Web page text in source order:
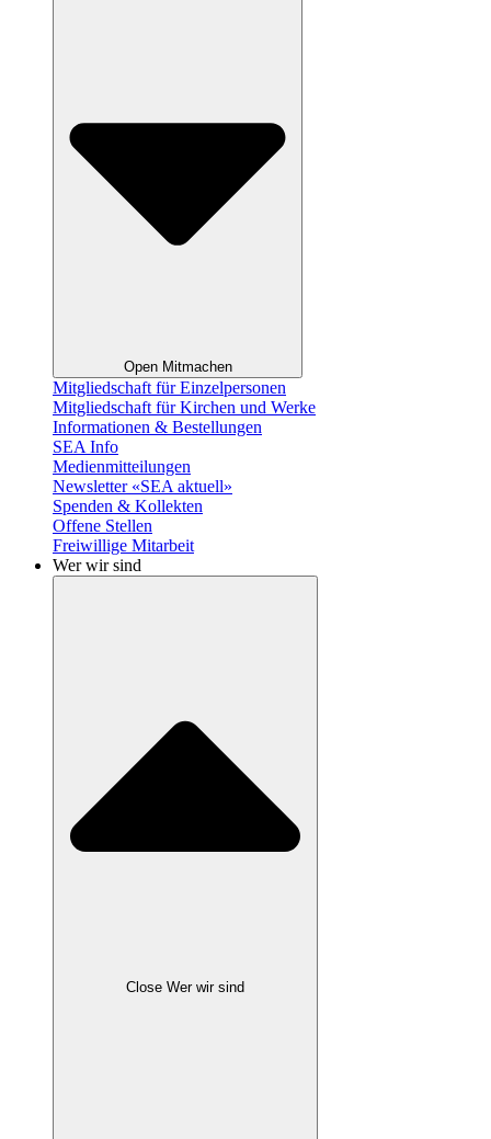
Open Mitmachen
Mitgliedschaft für Einzelpersonen
Mitgliedschaft für Kirchen und Werke
Informationen & Bestellungen
SEA Info
Medienmitteilungen
Newsletter «SEA aktuell»
Spenden & Kollekten
Offene Stellen
Freiwillige Mitarbeit
Wer wir sind
Close Wer wir sind